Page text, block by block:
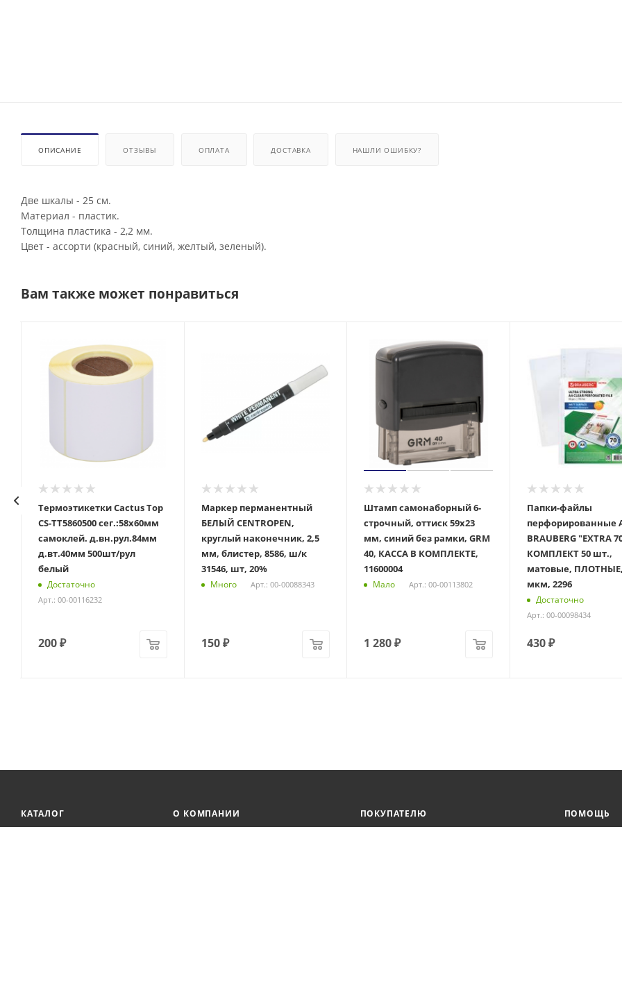
ОПИСАНИЕ ОТЗЫВЫ ОПЛАТА ДОСТАВКА НАШЛИ ОШИБКУ?
Две шкалы - 25 см.
Материал - пластик.
Толщина пластика - 2,2 мм.
Цвет - ассорти (красный, синий, желтый, зеленый).
Вам также может понравиться
Термоэтикетки Cactus Top
CS-TT5860500 сег.:58x60мм
самоклей. д.вн.рул.84мм
д.вт.40мм 500шт/рул
белый
Достаточно
Арт.: 00-00116232
200₽
Маркер перманентный
БЕЛЫЙ CENTROPEN,
круглый наконечник, 2,5
мм, блистер, 8586, ш/к
31546, шт, 20%
Много Арт.: 00-00088343
150₽
Штамп самонаборный 6-
строчный, оттиск 59х23
мм, синий без рамки, GRM
40, КАССА В КОМПЛЕКТЕ,
11600004
Мало Арт.: 00-00113802
1 280₽
Папки-файлы
перфорированные
BRAUBERG "EXTRA
КОМПЛЕКТ 50 шт.,
матовые,
мкм, 2296
Достаточно
Арт.: 00-00098434
430₽
КАТАЛОГ О КОМПАНИИ ПОКУПАТЕЛЮ ПОМОЩЬ